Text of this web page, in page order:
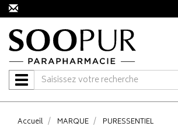
Navigation
Accueil MARQUE
PURESSENTIEL